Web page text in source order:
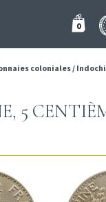
0
coloniales/
5